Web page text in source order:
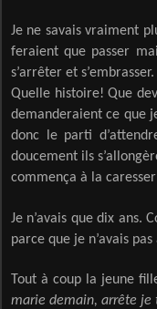
Je ne savais vraiment
feraient que passer
s’arrêter et
Quelle histoire! Que
demanderaient ce que
donc le parti
doucement ils
commença à la
Je n’avais que dix ans.
parce que je n’avais
Tout à coup la jeune
marie demain, arrête je